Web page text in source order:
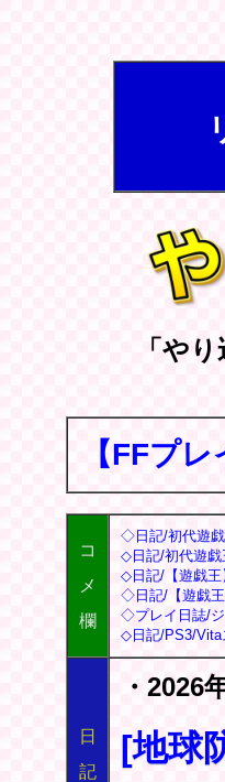
「や
【FFプレ
コ
メ
欄
◇日記/初代遊
◇日記/初代遊戯
◇日記/【遊戯王
◇日記/【遊戯
◇プレイ日誌/
◇日記/PS3/Vita
日
記
・2026
[地球